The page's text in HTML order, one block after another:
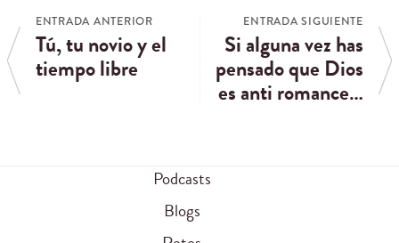
ENTRADA ANTERIOR
Tú, tu novio y el
tiempo libre
ENTRADA SIGUIENTE
Si alguna vez has
pensado que Dios
es anti romance…
Podcasts
Blogs